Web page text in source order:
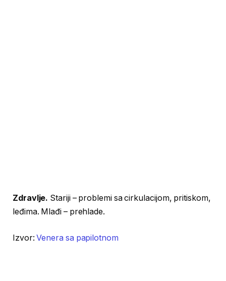
Zdravlje. Stariji – problemi sa cirkulacijom, pritiskom,
leđima. Mlađi – prehlade.
Izvor:Venera sa papilotnom